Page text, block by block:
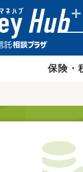
保険・